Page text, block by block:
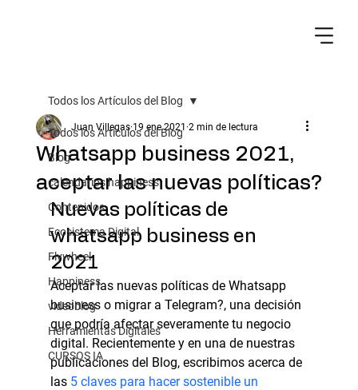
Todos los Artículos del Blog
Blog
calendarios happiness
Contenidos
Ecosistema Digital
Flywheel
Happiness
videoblog
Herramientas Digitales
CURSOS IA
Todos los Artículos del Blog
Whatsapp business 2021,
aceptar las nuevas políticas?
Juan Villegas 19 ene 2021 2 min de lectura
Nuevas políticas de
whatsapp business en
2021
Aceptar las nuevas políticas de Whatsapp
business o migrar a Telegram?, una decisión
que podría afectar severamente tu negocio
digital. Recientemente y en una de nuestras
publicaciones del Blog, escribimos acerca de
las 5 claves para hacer sostenible un